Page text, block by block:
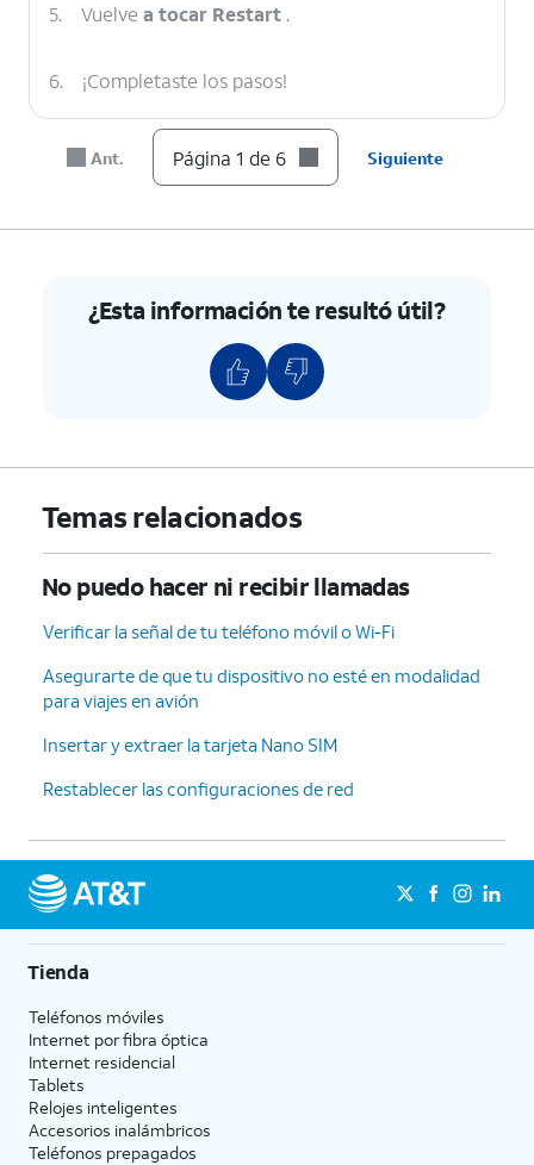
5. Vuelve a tocar Restart .
6. ¡Completaste los pasos!
Ant. Página 1 de 6 Siguiente
¿Esta información te resultó útil?
Temas relacionados
No puedo hacer ni recibir llamadas
Verificar la señal de tu teléfono móvil o Wi-Fi
Asegurarte de que tu dispositivo no esté en modalidad
para viajes en avión
Insertar y extraer la tarjeta Nano SIM
Restablecer las configuraciones de red
Tienda
Teléfonos móviles
Internet por fibra óptica
Internet residencial
Tablets
Relojes inteligentes
Accesorios inalámbricos
Teléfonos prepagados